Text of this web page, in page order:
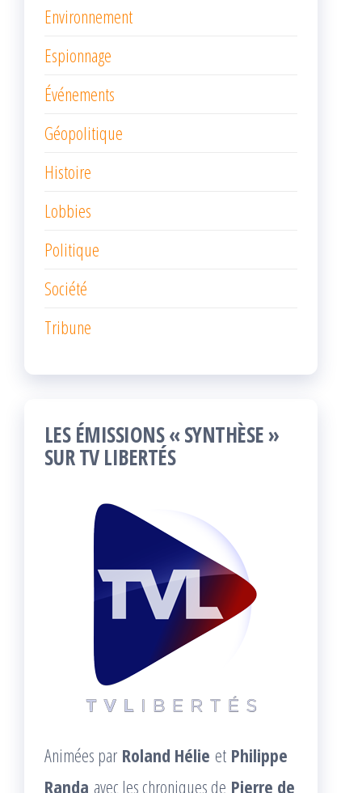
Environnement
Espionnage
Événements
Géopolitique
Histoire
Lobbies
Politique
Société
Tribune
LES ÉMISSIONS « SYNTHÈSE »
SUR TV LIBERTÉS
Animées par Roland Hélie et Philippe
Randa avec les chroniques de Pierre de